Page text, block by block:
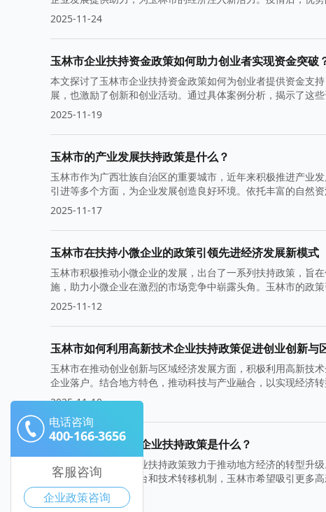
2025-11-24
玉林市企业扶持资金政策如何助力创业者实现资金突破
本文探讨了玉林市企业扶持资金政策如何为创业者提供资金支
展，也激励了创新和创业活动。通过具体案例分析，揭示了这
2025-11-19
玉林市的产业发展扶持政策是什么？
玉林市作为广西壮族自治区的重要城市，近年来积极推进产业
引进等多个方面，为企业发展创造良好环境。依托丰富的自然
发展。
2025-11-17
玉林市在扶持小微企业的政策引领先进经济发展新模式
玉林市积极推动小微企业的发展，出台了一系列扶持政策，旨
施，助力小微企业在激烈的市场竞争中崭露头角。玉林市的政
2025-11-12
玉林市如何利用高新技术企业扶持政策促进创业创新与
玉林市在推动创业创新与区域经济发展方面，积极利用高新技
企业落户。结合地方特色，推动科技与产业融合，以实现经济
2025-11-10
玉林市的高新技术企业扶持政策是什么？
玉林市的高新技术企业扶持政策致力于推动地方经济的转型升
展。通过建立创新平台和技术转移机制，玉林市希望吸引更多
2025-11-05
电话咨询
400-166-3656
客服咨询
企业政策咨询